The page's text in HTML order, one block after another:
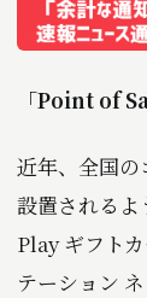
「Point of
近年、全国
設置される
Play ギフト
テーション